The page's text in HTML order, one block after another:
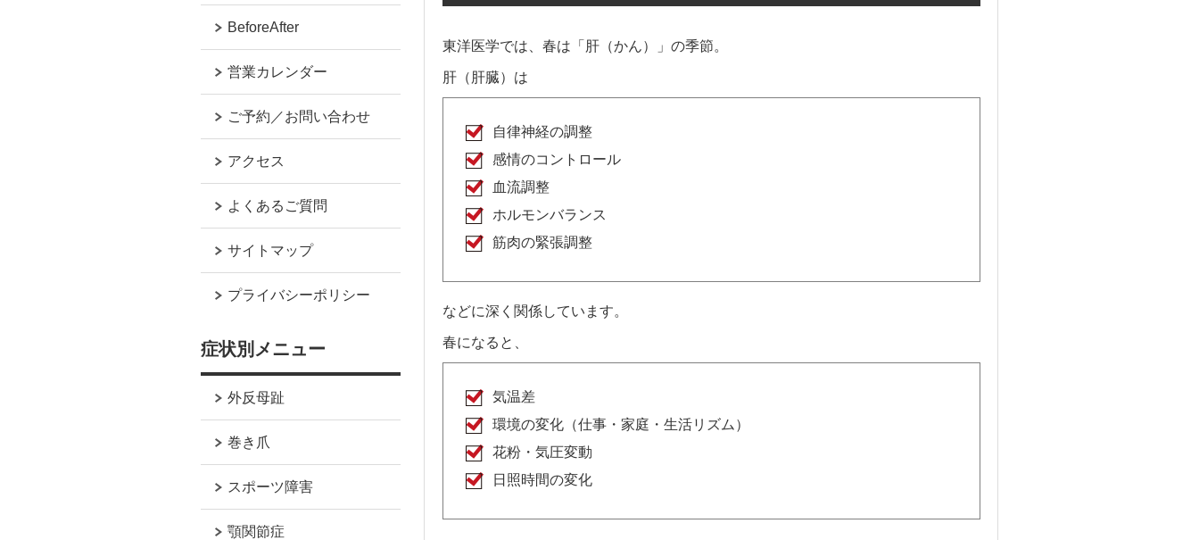
東洋医学では、春は「肝（かん）」の季節。
肝（肝臓）は
自律神経の調整
感情のコントロール
血流調整
ホルモンバランス
筋肉の緊張調整
などに深く関係しています。
春になると、
気温差
環境の変化（仕事・家庭・生活リズム）
花粉・気圧変動
日照時間の変化
BeforeAfter
営業カレンダー
ご予約／お問い合わせ
アクセス
よくあるご質問
サイトマップ
プライバシーポリシー
症状別メニュー
外反母趾
巻き爪
スポーツ障害
顎関節症